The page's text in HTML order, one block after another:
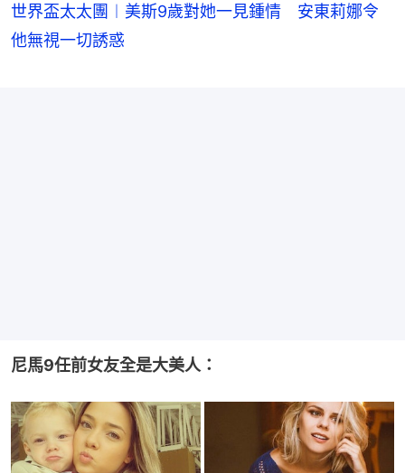
世界盃太太團︱美斯9歲對她一見鍾情 安東莉娜令
他無視一切誘惑
尼馬9任前女友全是大美人：